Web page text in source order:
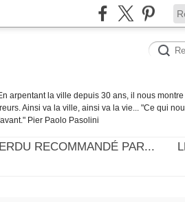
arpentant la ville depuis 30 ans, il nous
Ainsi va la ville, ainsi va la vie... "Ce qui
Pier Paolo Pasolini
RECOMMANDÉ PAR...